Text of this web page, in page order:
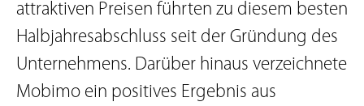
attraktiven Preisen führten zu diesem besten
Halbjahresabschluss seit der Gründung des
Unternehmens. Darüber hinaus verzeichnete
Mobimo ein positives Ergebnis aus